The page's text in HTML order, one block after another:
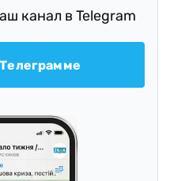
канал в Telegram